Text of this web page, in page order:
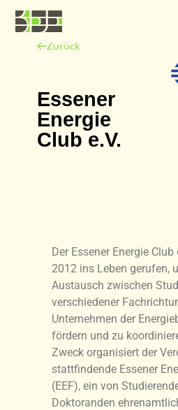
Zurück
Essener
Energie
Club e.V.
Der Essener Energie Club
2012 ins Leben gerufen,
Austausch zwischen
verschiedener
Unternehmen der
fördern und zu
Zweck organisiert der
stattfindende Essener
(EEF), ein von
Doktoranden